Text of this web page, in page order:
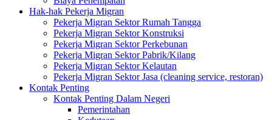
Hak-hak Pekerja Migran
Pekerja Migran Sektor Rumah Tangga
Pekerja Migran Sektor Konstruksi
Pekerja Migran Sektor Perkebunan
Pekerja Migran Sektor Pabrik/Kilang
Pekerja Migran Sektor Kelautan
Pekerja Migran Sektor Jasa (cleaning service, restoran)
Kontak Penting
Kontak Penting Dalam Negeri
Pemerintahan